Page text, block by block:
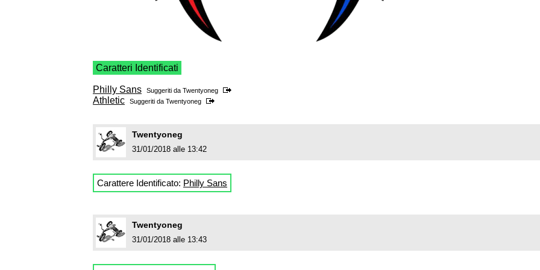
Caratteri Identificati
Philly Sans Suggeriti da Twentyoneg
Athletic Suggeriti da Twentyoneg
Twentyoneg
31/01/2018 alle 13:42
Carattere Identificato: Philly Sans
Twentyoneg
31/01/2018 alle 13:43